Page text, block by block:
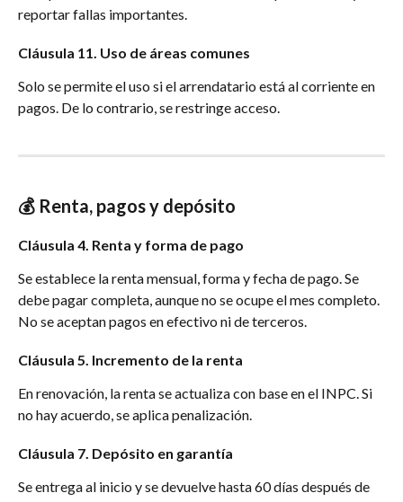
reportar fallas importantes.
Cláusula 11. Uso de áreas comunes
Solo se permite el uso si el arrendatario está al corriente en
pagos. De lo contrario, se restringe acceso.
💰 Renta, pagos y depósito
Cláusula 4. Renta y forma de pago
Se establece la renta mensual, forma y fecha de pago. Se
debe pagar completa, aunque no se ocupe el mes completo.
No se aceptan pagos en efectivo ni de terceros.
Cláusula 5. Incremento de la renta
En renovación, la renta se actualiza con base en el INPC. Si
no hay acuerdo, se aplica penalización.
Cláusula 7. Depósito en garantía
Se entrega al inicio y se devuelve hasta 60 días después de